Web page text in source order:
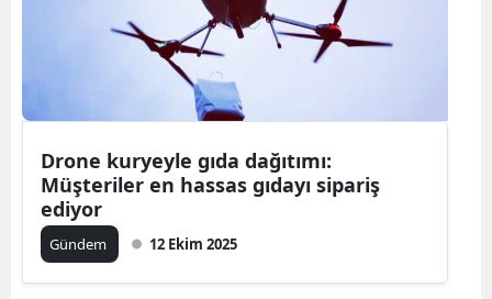
Drone kuryeyle gıda dağıtımı:
Müşteriler en hassas gıdayı sipariş
ediyor
Gündem 12 Ekim 2025